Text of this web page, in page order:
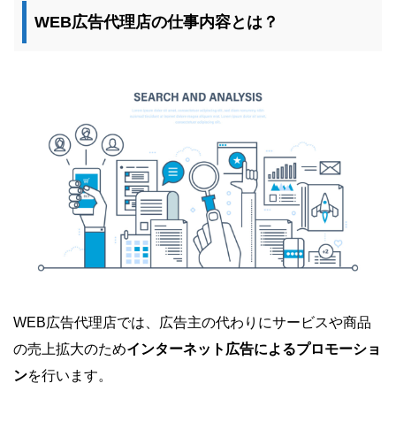
WEB広告代理店の仕事内容とは？
WEB広告代理店では、広告主の代わりにサービスや商品
の売上拡大のためインターネット広告によるプロモーショ
ンを行います。